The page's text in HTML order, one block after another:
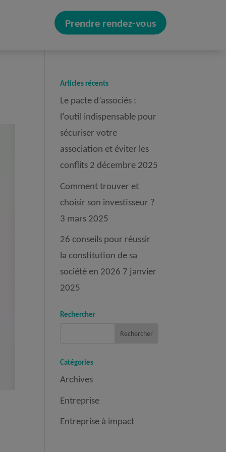
Prendre rendez-vous
Articles récents
Le pacte d’associés :
l’outil indispensable pour
sécuriser votre
association et éviter les
conflits 2 décembre 2025
Comment trouver et
choisir son investisseur ?
3 mars 2025
26 conseils pour réussir
la constitution de sa
société en 2026 7 janvier
2025
Rechercher
Catégories
Archives
Entreprise
Entreprise à impact